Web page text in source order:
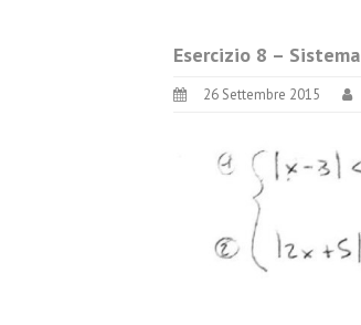
Esercizio 8 –
26 Settembre 2015